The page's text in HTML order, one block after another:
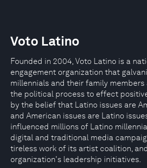
Voto Latino
Founded in 2004, Voto Latino is a
engagement organization that
millennials and their family
the political process to effect
by the belief that Latino issues are
and American issues are Latino
influenced millions of Latino
digital and traditional media
tireless work of its artist coalition,
organization's leadership initiatives.